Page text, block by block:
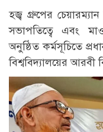
হজ্ব গ্রুপের
সভাপতিত্বে এবং
অনুষ্ঠিত কর্মসূচিতে
বিশ্ববিদ্যালয়ের আরবী